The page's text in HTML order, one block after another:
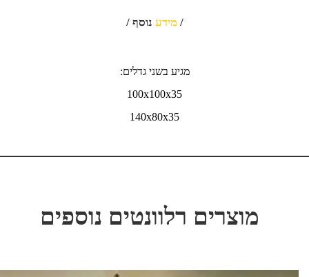
/ מידע נוסף /
מגיע בשני גדלים:
100x100x35
140x80x35
מוצרים רלוונטים נוספים